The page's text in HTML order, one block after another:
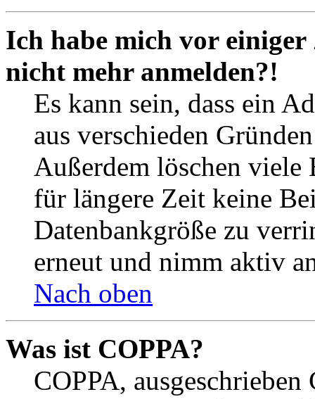
Ich habe mich vor
nicht mehr anmelden?!
Es kann sein, dass ein
aus verschieden
Außerdem löschen viele
für längere Zeit keine
Datenbankgröße zu
erneut und nimm aktiv
Nach oben
Was ist COPPA?
COPPA,